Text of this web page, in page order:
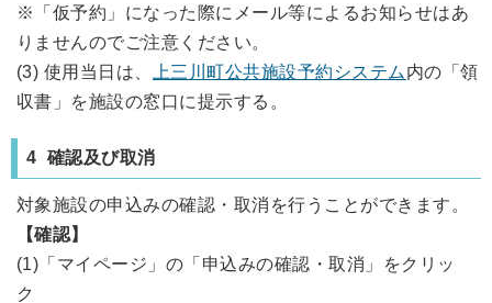
※「仮予約」になった際にメール等によるお知らせはあ
りませんのでご注意ください。
(3) 使用当日は、
上三川町公共施設予約システム 内の「領
収書」を施設の窓口に提示する。
4 確認及び取消
対象施設の申込みの確認・取消を行うことができます。
【確認】
(1)「マイページ」の「申込みの確認・取消」をクリッ
ク